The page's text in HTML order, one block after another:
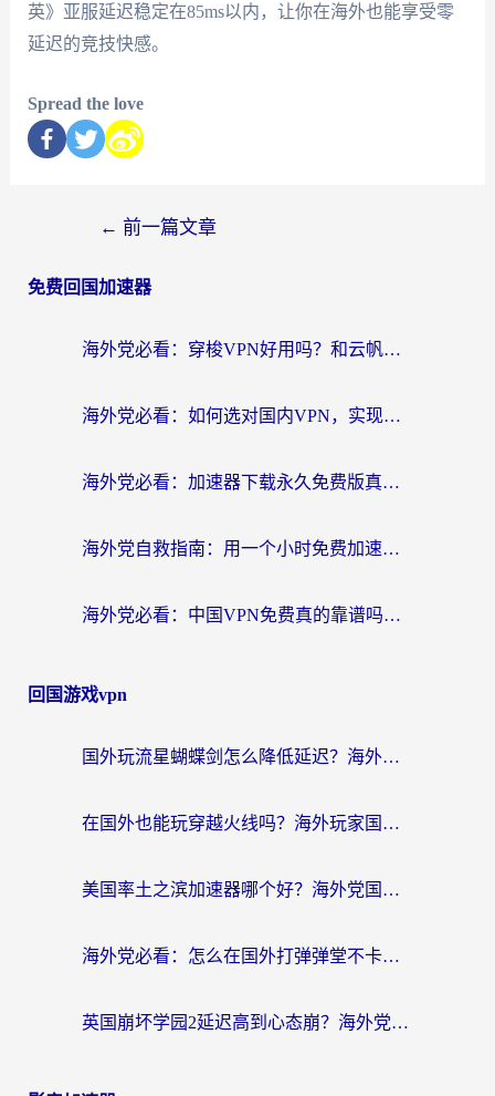
英》亚服延迟稳定在85ms以内，让你在海外也能享受零
延迟的竞技快感。
Spread the love
← 前一篇文章
免费回国加速器
海外党必看：穿梭VPN好用吗？和云帆VPN对比哪个回国效果更好？附真实测评+避坑指南
海外党必看：如何选对国内VPN，实现无缝访问国内资源？
海外党必看：加速器下载永久免费版真的存在吗？教你无缝访问国内资源的正确姿势
海外党自救指南：用一个小时免费加速器，轻松打破国内资源访问壁垒？
海外党必看：中国VPN免费真的靠谱吗？手把手教你选对回国加速器
回国游戏vpn
国外玩流星蝴蝶剑怎么降低延迟？海外党必看的加速秘籍（含欧洲鸣潮&彩虹岛优化攻略）
在国外也能玩穿越火线吗？海外玩家国服游戏畅玩终极指南
美国率土之滨加速器哪个好？海外党国服游戏畅玩终极指南（附多游戏解决方案）
海外党必看：怎么在国外打弹弹堂不卡？番茄加速器亲测指南
英国崩坏学园2延迟高到心态崩？海外党国服游戏加速终极指南